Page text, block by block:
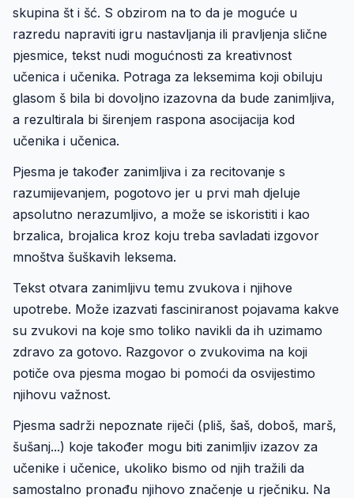
skupina št i šć. S obzirom na to da je moguće u
razredu napraviti igru nastavljanja ili pravljenja slične
pjesmice, tekst nudi mogućnosti za kreativnost
učenica i učenika. Potraga za leksemima koji obiluju
glasom š bila bi dovoljno izazovna da bude zanimljiva,
a rezultirala bi širenjem raspona asocijacija kod
učenika i učenica.
Pjesma je također zanimljiva i za recitovanje s
razumijevanjem, pogotovo jer u prvi mah djeluje
apsolutno nerazumljivo, a može se iskoristiti i kao
brzalica, brojalica kroz koju treba savladati izgovor
mnoštva šuškavih leksema.
Tekst otvara zanimljivu temu zvukova i njihove
upotrebe. Može izazvati fasciniranost pojavama kakve
su zvukovi na koje smo toliko navikli da ih uzimamo
zdravo za gotovo. Razgovor o zvukovima na koji
potiče ova pjesma mogao bi pomoći da osvijestimo
njihovu važnost.
Pjesma sadrži nepoznate riječi (pliš, šaš, doboš, marš,
šušanj...) koje također mogu biti zanimljiv izazov za
učenike i učenice, ukoliko bismo od njih tražili da
samostalno pronađu njihovo značenje u rječniku. Na